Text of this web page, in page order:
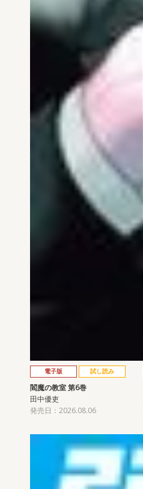
電子版 試し読み
閻魔の教室 第6巻
田中優吏
発売日：2026.08.06